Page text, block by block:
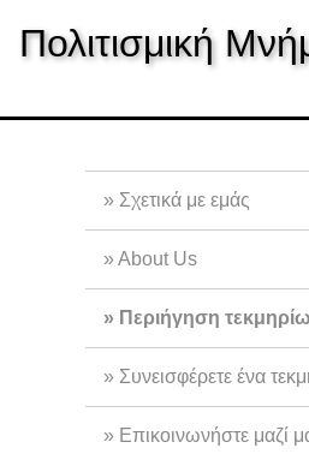
Πολιτισμική
Σχετικά με εμάς
About Us
Περιήγηση
Συνεισφέρετε ένα
Επικοινωνήστε μαζί